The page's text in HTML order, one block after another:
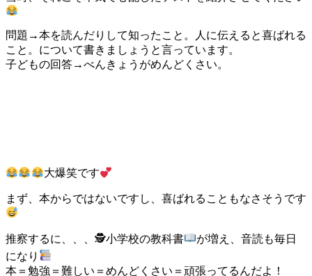
問題→本を読んだりして知ったこと。人に伝えると喜ばれる
こと。について書きましょうと言っています。
子どもの回答→べんきょうがめんどくさい。
大爆笑です
まず、本からではないですし、喜ばれることもなさそうです
推察するに、、、🕵小学校の教科書
が増え、音読も毎日
になり
本＝勉強＝難しい＝めんどくさい＝頑張ってるんだよ！